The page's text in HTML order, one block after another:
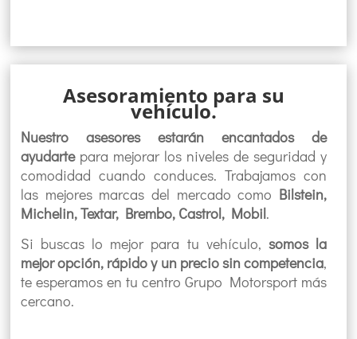
Asesoramiento para su
vehículo.
Nuestro asesores estarán encantados de
ayudartepara mejorar los niveles de seguridad y
comodidad cuando conduces. Trabajamos con
las mejores marcas del mercado como Bilstein,
Michelin, Textar, Brembo, Castrol, Mobil.
Si buscas lo mejor para tu vehículo, somos la
mejor opción, rápido y un precio sin competencia,
te esperamos en tu centro Grupo Motorsport más
cercano.